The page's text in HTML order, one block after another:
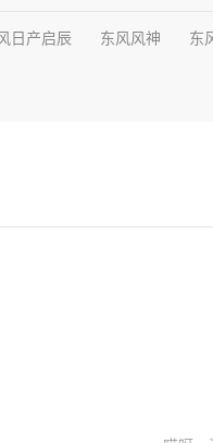
日产启辰 东风风神 东